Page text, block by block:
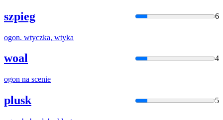
szpieg 6
ogon, wtyczka, wtyka
woal 4
ogon na scenie
plusk 5